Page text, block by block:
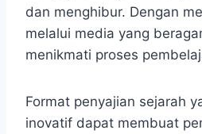
dan menghibur. Dengan
melalui media yang
menikmati proses
Format penyajian sejarah
inovatif dapat membuat